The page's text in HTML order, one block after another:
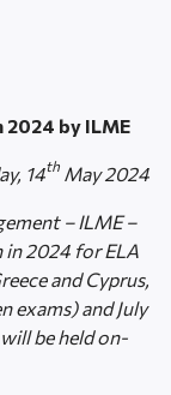
2024 by ILME
14th May 2024
– ILME –
in 2024 for ELA
and Cyprus,
exams) and July
be held on-